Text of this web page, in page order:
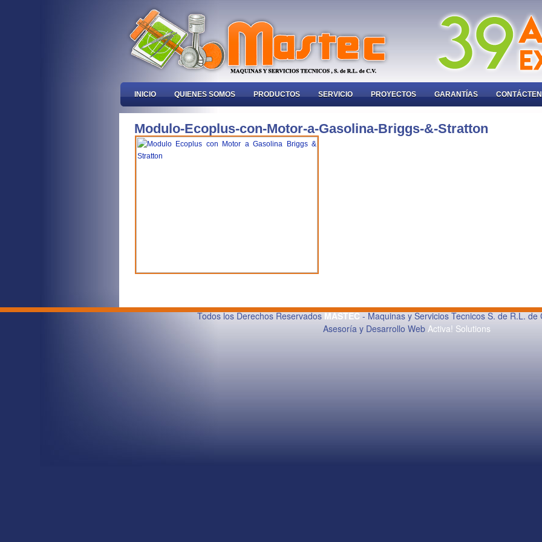
INICIO QUIENES SOMOS PRODUCTOS SERVICIO PROYECTOS GARANTÍAS
Modulo-Ecoplus-con-Motor-a-Gasolina-Briggs-&-Stratton
Todos los Derechos ReservadosMASTEC- Maquinas y Servicios Tecnicos S. de R.L. de
Asesoría y Desarrollo Web Activa! Solutions